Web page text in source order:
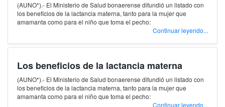
(AUNO*).- El Ministerio de Salud bonaerense difundió un listado con
los beneficios de la lactancia materna, tanto para la mujer que
amamanta como para el niño que toma el pecho:
Continuar leyendo...
Los beneficios de la lactancia materna
(AUNO*).- El Ministerio de Salud bonaerense difundió un listado con
los beneficios de la lactancia materna, tanto para la mujer que
amamanta como para el niño que toma el pecho:
Continuar leyendo...